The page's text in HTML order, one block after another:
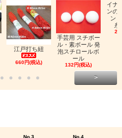
江戸打ち紐
660円(税込)
手芸用 スチボー
ル・素ボール 発
泡スチロールボ
ール
132円(税込)
イナ
ンの
ン
糸
>
No.3 No.4